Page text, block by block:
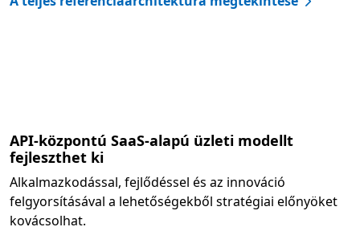
API-központú SaaS-alapú üzleti modellt
fejleszthet ki
Alkalmazkodással, fejlődéssel és az innováció
felgyorsításával a lehetőségekből stratégiai előnyöket
kovácsolhat.